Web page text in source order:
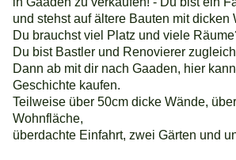
und stehst auf ältere Bauten mit dicken
Du brauchst viel Platz und viele
Du bist Bastler und Renovierer
Dann ab mit dir nach Gaaden, hier
Geschichte kaufen.
Teilweise über 50cm dicke Wände,
Wohnfläche,
überdachte Einfahrt, zwei Gärten und